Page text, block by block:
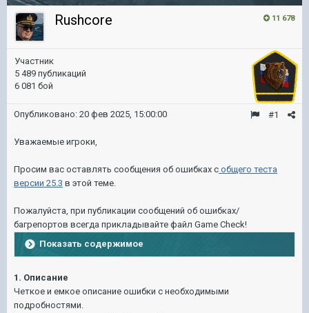
11 678
Rushcore
Участник
5 489 публикаций
6 081 бой
#1
Опубликовано: 20 фев 2025, 15:00:00
Уважаемые игроки,
Просим вас оставлять сообщения об ошибках с общего теста
версии 25.3 в этой теме.
Пожалуйста, при публикации сообщений об ошибках/
багрепортов всегда прикладывайте файл Game Check!
Показать содержимое
1. Описание
Четкое и емкое описание ошибки с необходимыми
подробностями.